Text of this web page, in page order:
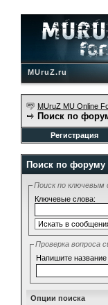
MUruZ.ru
MUruZ MU Online
Поиск по
Регистрация
Поиск по форуму
Поиск по ключевым
Ключевые слова:
Проверка вопроса
Напишите
Опции поиска